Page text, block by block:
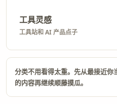
工具灵感
工具站和 AI 产品点子
分类不用看得太重。先从最接近
的内容再继续顺藤摸瓜。